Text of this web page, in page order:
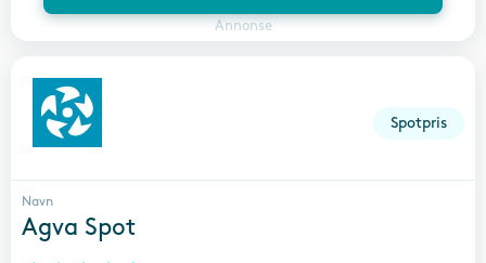
Annonse
Spotpris
Navn
Agva Spot